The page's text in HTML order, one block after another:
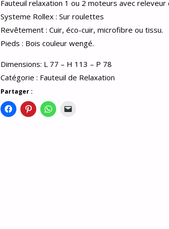
Fauteuil relaxation 1 ou 2 moteurs avec releveur
Systeme Rollex : Sur roulettes
Revêtement : Cuir, éco-cuir, microfibre ou tissu.
Pieds : Bois couleur wengé.
Dimensions: L 77 – H 113 – P 78
Catégorie : Fauteuil de Relaxation
Partager :